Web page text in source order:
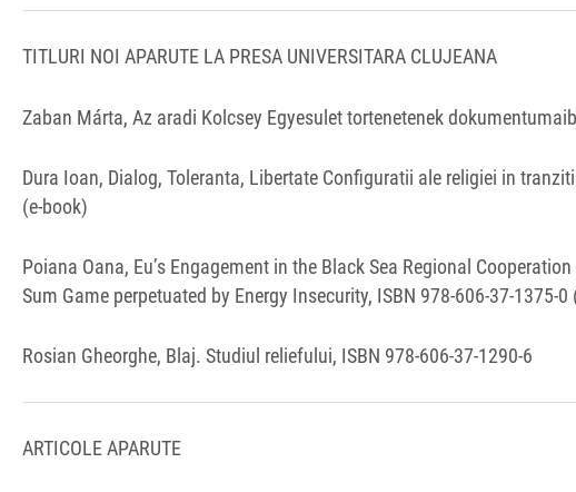
TITLURI NOI APARUTE LA PRESA UNIVERSITARA CLUJEANA
Zaban Márta, Az aradi Kolcsey Egyesulet tortenetenek
Dura Ioan, Dialog, Toleranta, Libertate Configuratii ale religiei in
(e-book)
Poiana Oana, Eu’s Engagement in the Black Sea Regional
Sum Game perpetuated by Energy Insecurity, ISBN 978‐606‐37‐1375‐0
Rosian Gheorghe, Blaj. Studiul reliefului, ISBN 978-606-37-1290-6
ARTICOLE APARUTE